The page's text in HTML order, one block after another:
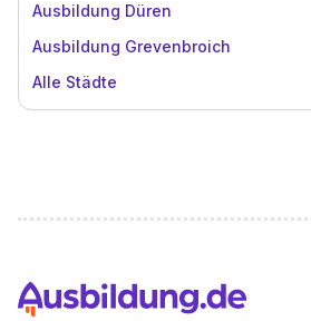
Ausbildung Düren
Ausbildung Grevenbroich
Alle Städte